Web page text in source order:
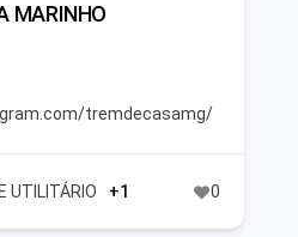
MARINHO
tremdecasamg/
UTILITÁRIO +1 0